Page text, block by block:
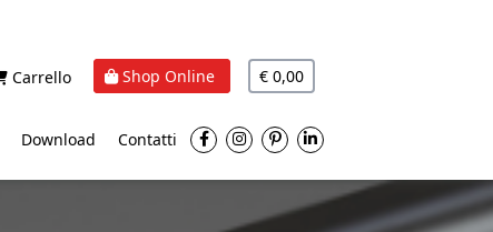
Carrello Shop Online € 0,00
Download Contatti